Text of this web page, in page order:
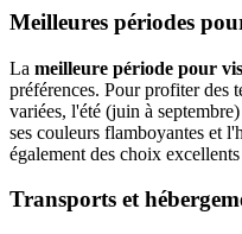
Meilleures périodes
La meilleure période pour
préférences. Pour profiter des
variées, l'été (juin à
ses couleurs flamboyantes et
également des choix
Transports et